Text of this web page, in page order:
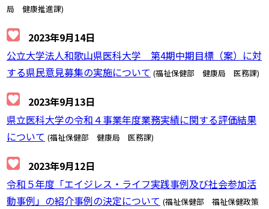
局 健康推進課)
2023年9月14日
公立大学法人和歌山県医科大学 第4期中期目標（案）に対
する県民意見募集の実施について (福祉保健部 健康局 医務課)
2023年9月13日
県立医科大学の令和４事業年度業務実績に関する評価結果
について (福祉保健部 健康局 医務課)
2023年9月12日
令和５年度「エイジレス・ライフ実践事例及び社会参加活
動事例」の紹介事例の決定について (福祉保健部 福祉保健政策